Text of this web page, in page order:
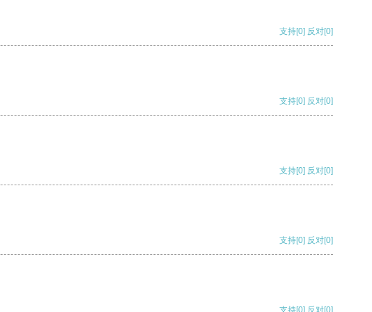
支持[0] 反对[0]
支持[0] 反对[0]
支持[0] 反对[0]
支持[0] 反对[0]
支持[0] 反对[0]